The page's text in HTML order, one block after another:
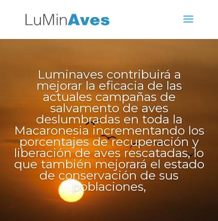
Luminaves contribuirá a
mejorar la eficacia de las
actuales campañas de
salvamento de aves
deslumbradas en toda la
Macaronesia incrementando los
porcentajes de recuperación y
liberación de aves rescatadas, lo
que también mejorará el estado
de conservación de sus
poblaciones,